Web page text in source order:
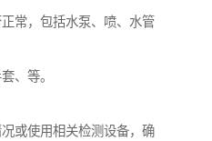
常，包括水泵、喷、水管
、等。
或使用相关检测设备，确